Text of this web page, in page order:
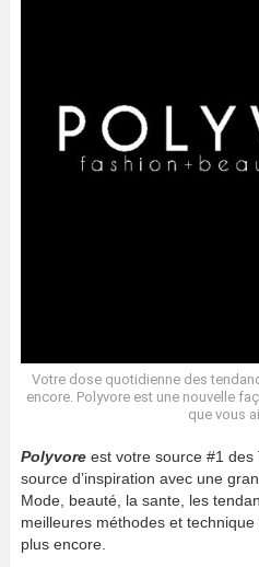
Votre dose quotidienne des
encore. Polyvore est une nouvelle
que vous
Polyvore est votre source #1 des
source d’inspiration avec une
Mode, beauté, la sante, les
meilleures méthodes et
plus encore.